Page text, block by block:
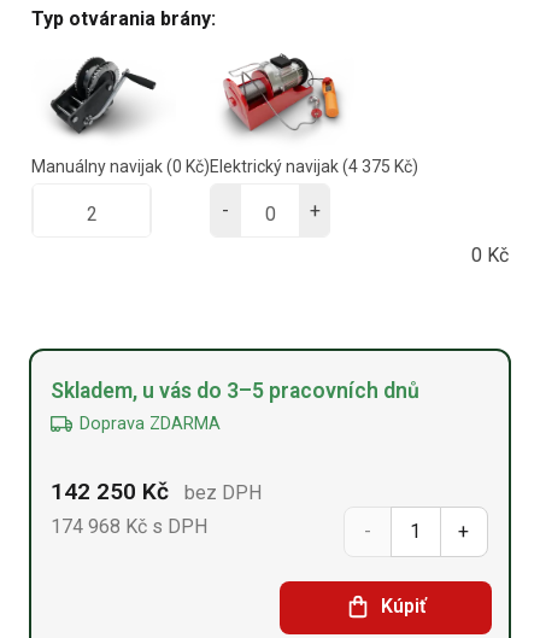
Typ otvárania brány:
Manuálny navijak(0 Kč)Elektrický navijak(4 375 Kč)
-
+
0 Kč
Sedlová
hala
9,15
Kúpiť
Alternative:
Skladem, u vás do 3–5 pracovních dnů
Doprava ZDARMA
142 250 Kč
bez DPH
174 968 Kč s DPH